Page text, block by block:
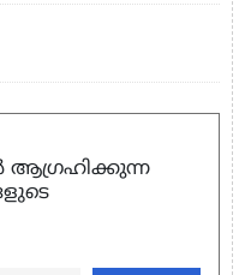
ആഗ്രഹിക്കുന്ന